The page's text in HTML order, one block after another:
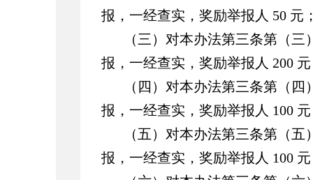
报，一经查实，奖励举报人 50 元
（三）对本办法第三条第（
报，一经查实，奖励举报人 200
（四）对本办法第三条第（
报，一经查实，奖励举报人 100
（五）对本办法第三条第（
报，一经查实，奖励举报人 100